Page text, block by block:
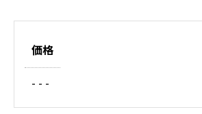
価格
- - -